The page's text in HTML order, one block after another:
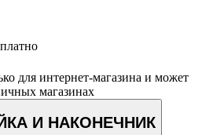
для интернет-магазина и может
магазинах
И НАКОНЕЧНИК